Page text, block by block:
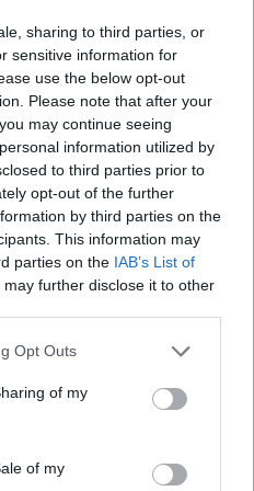
sharing to third parties, or
sensitive information for
use the below opt-out
Please note that after your
may continue seeing
information utilized by
to third parties prior to
opt-out of the further
by third parties on the
This information may
parties on the IAB’s List of
may further disclose it to other
Opt Outs
of my
of my
nas jeszcze pojedynek
NNO Cup. Tym samym bój
Prime i Los Ratones.
ogromne problemy na
zwyciężając Never FF
zaś, jak już
Zamulka, nie dając
dziś brygada Marca
także sięgnie po łatwy
o 13:00.
W nim bowiem
Miałem Fun na czele z
i Arturem "Rybsonem"
z pewnością nie poszedł